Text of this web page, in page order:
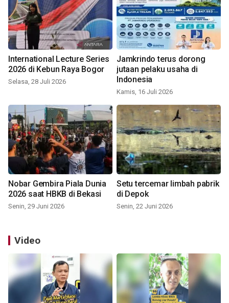
International Lecture Series
2026 di Kebun Raya Bogor
Selasa, 28 Juli 2026
Jamkrindo terus dorong
jutaan pelaku usaha di
Indonesia
Kamis, 16 Juli 2026
Nobar Gembira Piala Dunia
2026 saat HBKB di Bekasi
Senin, 29 Juni 2026
Setu tercemar limbah pabrik
di Depok
Senin, 22 Juni 2026
Video